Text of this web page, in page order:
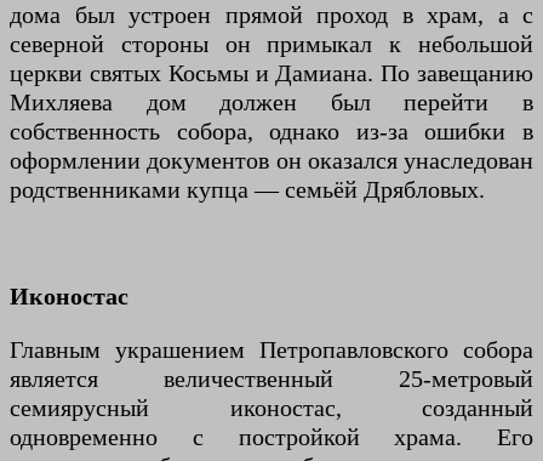
дома был устроен прямой проход в храм, а с
северной стороны он примыкал к небольшой
церкви святых Косьмы и Дамиана. По завещанию
Михляева дом должен был перейти в
собственность собора, однако из-за ошибки в
оформлении документов он оказался унаследован
родственниками купца — семьёй Дрябловых.
Иконостас
Главным украшением Петропавловского собора
является величественный 25-метровый
семиярусный иконостас, созданный
одновременно с постройкой храма. Его